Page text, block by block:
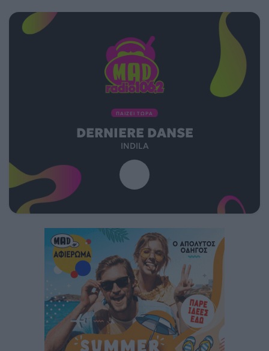
ΠΑΙΖΕΙ ΤΩΡΑ
DERNIERE DANSE
INDILA